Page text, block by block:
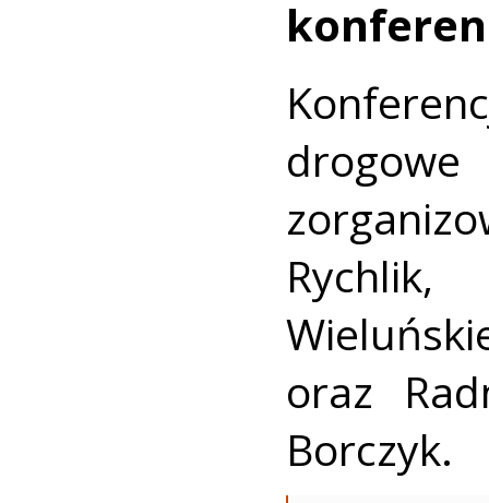
oraz
Borczyk.